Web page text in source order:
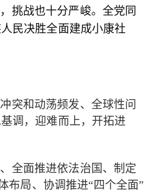
挑战也十分严峻。全党同
民决胜全面建成小康社
突和动荡频发、全球性问
调 ，迎难而上，开拓进
全面推进依法治国、制定
布局、协调推进“四个全面”